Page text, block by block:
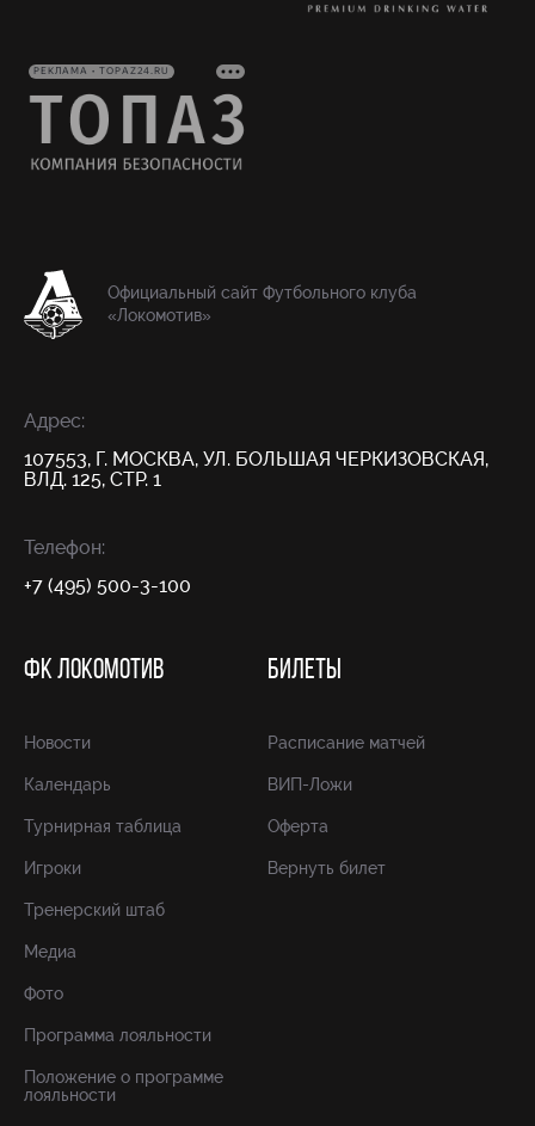
РЕКЛАМА • TOPAZ24.RU
Официальный сайт Футбольного клуба
«Локомотив»
Адрес:
107553, Г. МОСКВА, УЛ. БОЛЬШАЯ ЧЕРКИЗОВСКАЯ,
ВЛД. 125, СТР. 1
Телефон:
+7 (495) 500-3-100
ФК ЛОКОМОТИВ
Новости
Календарь
Турнирная таблица
Игроки
Тренерский штаб
Медиа
Фото
Программа лояльности
Положение о программе
лояльности
БИЛЕТЫ
Расписание матчей
ВИП-Ложи
Оферта
Вернуть билет